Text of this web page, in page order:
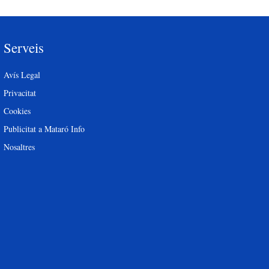
Serveis
Avís Legal
Privacitat
Cookies
Publicitat a Mataró Info
Nosaltres